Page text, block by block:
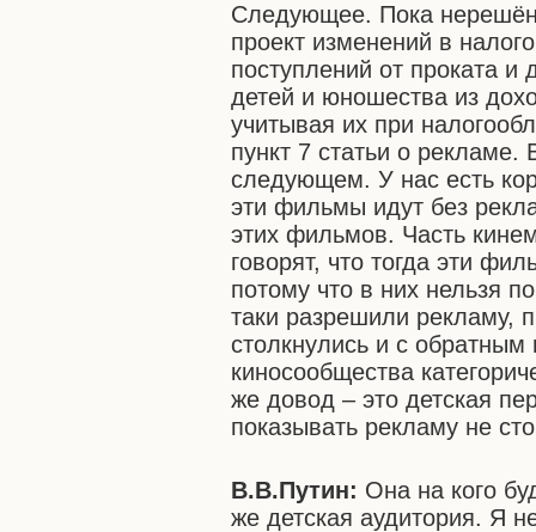
Следующее. Пока
проект изменений в
поступлений от проката
детей и юношества из
учитывая их при
пункт 7 статьи о
следующем. У нас есть
эти фильмы идут без
этих фильмов. Часть
говорят, что тогда эти
потому что в них нельзя
таки разрешили
столкнулись и с
киносообщества
же довод – это детская
показывать рекламу не
В.В.Путин: Она на кого
же детская аудитория. Я